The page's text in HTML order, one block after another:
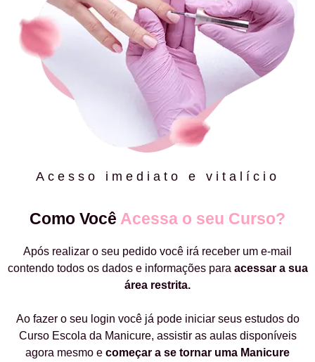
Acesso imediato e vitalício
Como Você Acessa o seu Curso?
Após realizar o seu pedido você irá receber um e-mail
contendo todos os dados e informações para acessar a sua
área restrita.
Ao fazer o seu login você já pode iniciar seus estudos do
Curso Escola da Manicure, assistir as aulas disponíveis
agora mesmo e começar a se tornar uma Manicure